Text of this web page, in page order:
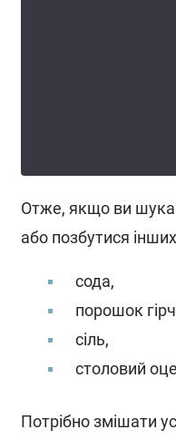
Отже, якщо ви
або позбутися
сода,
порошок
сіль,
столовий
Потрібно змішати